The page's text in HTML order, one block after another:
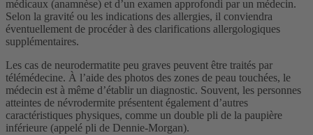
médicaux (anamnèse) et d’un examen approfondi par un médecin.
Selon la gravité ou les indications des allergies, il conviendra
éventuellement de procéder à des clarifications allergologiques
supplémentaires.
Les cas de neurodermatite peu graves peuvent être traités par
télémédecine. À l’aide des photos des zones de peau touchées, le
médecin est à même d’établir un diagnostic. Souvent, les personnes
atteintes de névrodermite présentent également d’autres
caractéristiques physiques, comme un double pli de la paupière
inférieure (appelé pli de Dennie-Morgan).